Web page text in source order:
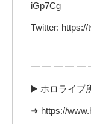
iGp7Cg
Twitter:
━ ━ ━ ━ ━
▶️ ホロライブ
➜ https://